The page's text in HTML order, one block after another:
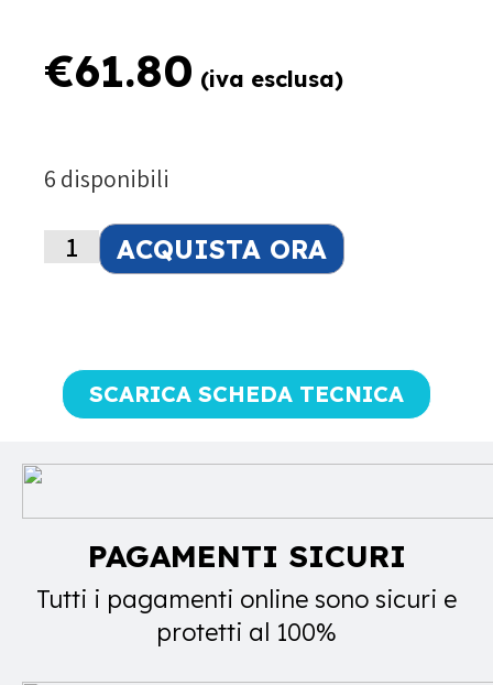
SCARICA SCHEDA TECNICA
€61.80 (iva esclusa)
6 disponibili
ACQUISTA ORA
PAGAMENTI SICURI
Tutti i pagamenti online sono sicuri e
protetti al 100%